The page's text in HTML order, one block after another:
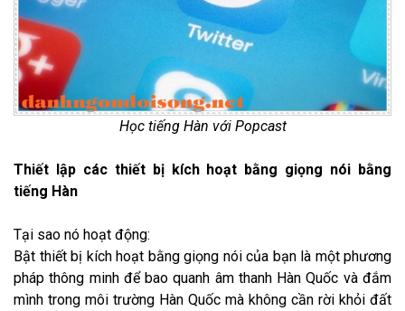
Học tiếng Hàn với Popcast
Thiết lập các thiết bị kích hoạt bằng giọng nói bằng
tiếng Hàn
Tại sao nó hoạt động:
Bật thiết bị kích hoạt bằng giọng nói của bạn là một phương
pháp thông minh để bao quanh âm thanh Hàn Quốc và đắm
mình trong môi trường Hàn Quốc mà không cần rời khỏi đất